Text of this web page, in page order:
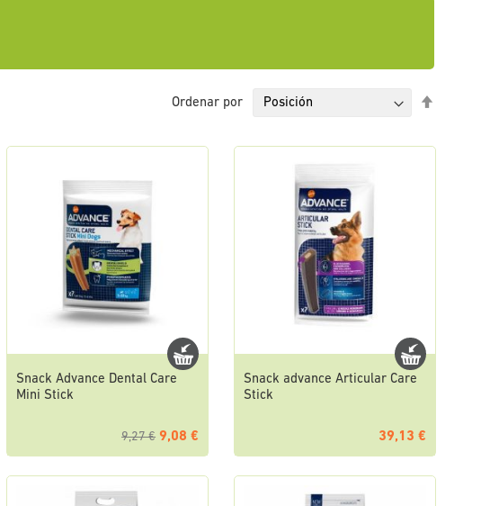
Ordenar por
Snack Advance Dental Care
Mini Stick
9,27 € 9,08 €
Snack advance Articular Care
Stick
39,13 €